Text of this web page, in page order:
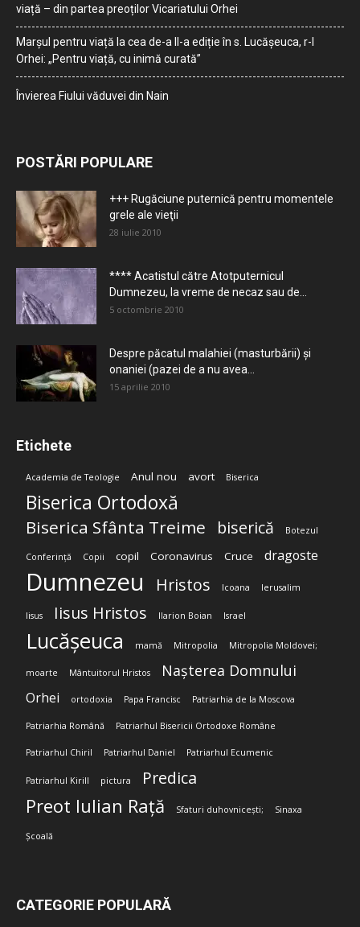
viață – din partea preoților Vicariatului Orhei
Marșul pentru viață la cea de-a II-a ediție în s. Lucășeuca, r-l
Orhei: „Pentru viață, cu inimă curată”
Învierea Fiului văduvei din Nain
POSTĂRI POPULARE
+++ Rugăciune puternică pentru momentele
grele ale vieţii
28 iulie 2010
**** Acatistul către Atotputernicul
Dumnezeu, la vreme de necaz sau de...
5 octombrie 2010
Despre păcatul malahiei (masturbării) şi
onaniei (pazei de a nu avea...
15 aprilie 2010
Etichete
Academia de Teologie Anul nou avort Biserica
Biserica Ortodoxă
Biserica Sfânta Treime biserică Botezul
Conferință Copii copil Coronavirus Cruce dragoste
Dumnezeu Hristos Icoana Ierusalim
Iisus Iisus Hristos Ilarion Boian Israel
Lucășeuca mamă Mitropolia Mitropolia Moldovei;
moarte Mântuitorul Hristos Nașterea Domnului
Orhei ortodoxia Papa Francisc Patriarhia de la Moscova
Patriarhia Română Patriarhul Bisericii Ortodoxe Române
Patriarhul Chiril Patriarhul Daniel Patriarhul Ecumenic
Patriarhul Kirill pictura Predica
Preot Iulian Rață Sfaturi duhovnicești; Sinaxa
Școală
CATEGORIE POPULARĂ